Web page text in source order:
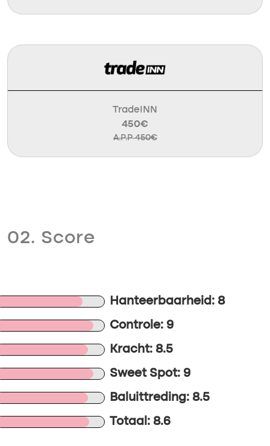
TradeINN
450€
A.P.P 450€
02. Score
Hanteerbaarheid: 8
Controle: 9
Kracht: 8.5
Sweet Spot: 9
Baluittreding: 8.5
Totaal: 8.6